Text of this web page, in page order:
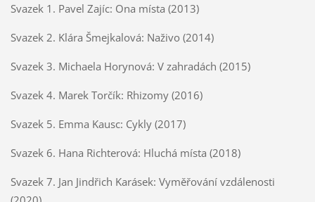
Svazek 1. Pavel Zajíc: Ona místa (2013)
Svazek 2. Klára Šmejkalová: Naživo (2014)
Svazek 3. Michaela Horynová: V zahradách (2015)
Svazek 4. Marek Torčík: Rhizomy (2016)
Svazek 5. Emma Kausc: Cykly (2017)
Svazek 6. Hana Richterová: Hluchá místa (2018)
Svazek 7. Jan Jindřich Karásek: Vyměřování vzdálenosti